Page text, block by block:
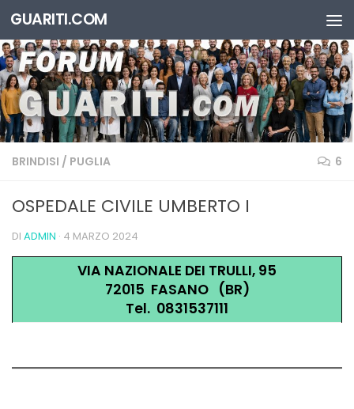
Salta al contenuto
GUARITI.COM
BRINDISI / PUGLIA 6
OSPEDALE CIVILE UMBERTO I
DI ADMIN · 4 MARZO 2024
VIA NAZIONALE DEI TRULLI, 95
72015 FASANO (BR)
Tel. 0831537111